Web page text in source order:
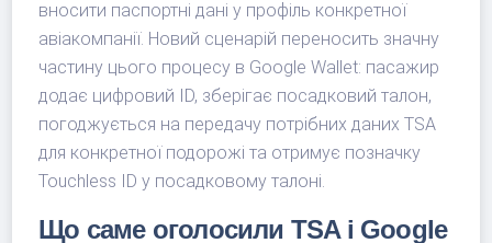
вносити паспортні дані у профіль конкретної
авіакомпанії. Новий сценарій переносить значну
частину цього процесу в Google Wallet: пасажир
додає цифровий ID, зберігає посадковий талон,
погоджується на передачу потрібних даних TSA
для конкретної подорожі та отримує позначку
Touchless ID у посадковому талоні.
Що саме оголосили TSA і Google